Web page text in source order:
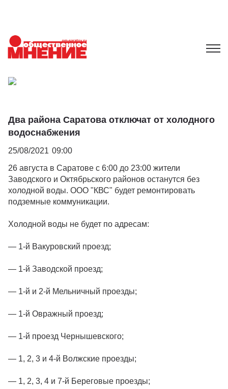
Два района Саратова отключат от холодного
водоснабжения
25/08/2021 09:00
26 августа в Саратове с 6:00 до 23:00 жители
Заводского и Октябрьского районов останутся без
холодной воды. ООО "КВС" будет ремонтировать
подземные коммуникации.
Холодной воды не будет по адресам:
— 1-й Вакуровский проезд;
— 1-й Заводской проезд;
— 1-й и 2-й Мельничный проезды;
— 1-й Овражный проезд;
— 1-й проезд Чернышевского;
— 1, 2, 3 и 4-й Волжские проезды;
— 1, 2, 3, 4 и 7-й Береговые проезды;